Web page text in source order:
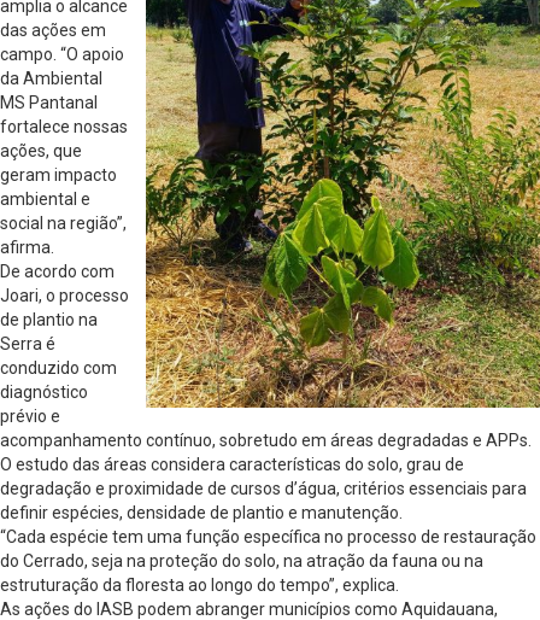
amplia o alcance
das ações em
campo. “O apoio
da Ambiental
MS Pantanal
fortalece nossas
ações, que
geram impacto
ambiental e
social na região”,
afirma.
De acordo com
Joari, o processo
de plantio na
Serra é
conduzido com
diagnóstico
prévio e
acompanhamento contínuo, sobretudo em áreas degradadas e APPs.
O estudo das áreas considera características do solo, grau de
degradação e proximidade de cursos d’água, critérios essenciais para
definir espécies, densidade de plantio e manutenção.
“Cada espécie tem uma função específica no processo de restauração
do Cerrado, seja na proteção do solo, na atração da fauna ou na
estruturação da floresta ao longo do tempo”, explica.
As ações do IASB podem abranger municípios como Aquidauana,